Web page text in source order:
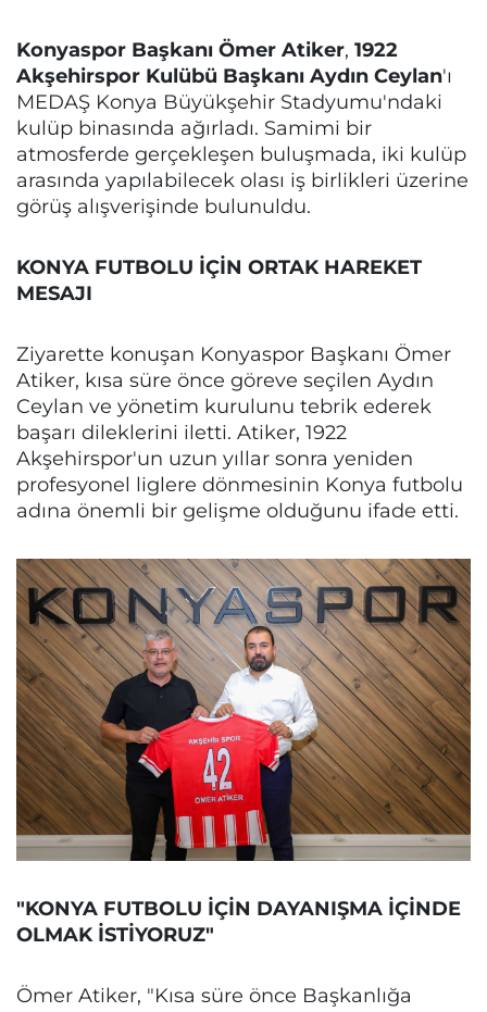
Konyaspor Başkanı Ömer Atiker, 1922
Akşehirspor Kulübü Başkanı Aydın Ceylan'ı
MEDAŞ Konya Büyükşehir Stadyumu'ndaki
kulüp binasında ağırladı. Samimi bir
atmosferde gerçekleşen buluşmada, iki kulüp
arasında yapılabilecek olası iş birlikleri üzerine
görüş alışverişinde bulunuldu.
KONYA FUTBOLU İÇİN ORTAK HAREKET
MESAJI
Ziyarette konuşan Konyaspor Başkanı Ömer
Atiker, kısa süre önce göreve seçilen Aydın
Ceylan ve yönetim kurulunu tebrik ederek
başarı dileklerini iletti. Atiker, 1922
Akşehirspor'un uzun yıllar sonra yeniden
profesyonel liglere dönmesinin Konya futbolu
adına önemli bir gelişme olduğunu ifade etti.
"KONYA FUTBOLU İÇİN DAYANIŞMA İÇİNDE
OLMAK İSTİYORUZ"
Ömer Atiker, "Kısa süre önce Başkanlığa